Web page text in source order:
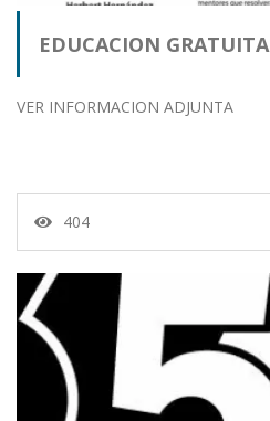
EDUCACION GRATUITA
VER INFORMACION ADJUNTA
404